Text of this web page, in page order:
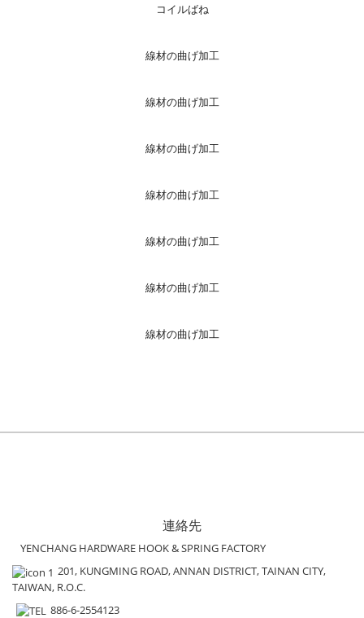
コイルばね
線材の曲げ加工
線材の曲げ加工
線材の曲げ加工
線材の曲げ加工
線材の曲げ加工
線材の曲げ加工
線材の曲げ加工
連絡先
YENCHANG HARDWARE HOOK & SPRING FACTORY
201, KUNGMING ROAD, ANNAN DISTRICT, TAINAN CITY,
TAIWAN, R.O.C.
886-6-2554123